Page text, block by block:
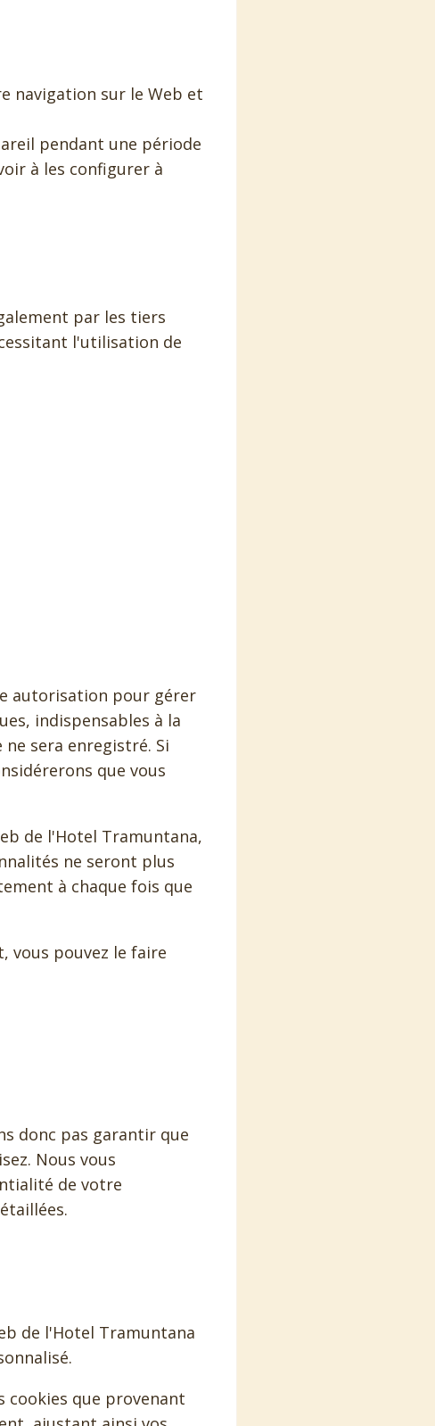
navigation sur le Web et
pendant une période
à les configurer à
par les tiers
l'utilisation de
autorisation pour gérer
indispensables à la
sera enregistré. Si
que vous
de l'Hotel Tramuntana,
ne seront plus
à chaque fois que
vous pouvez le faire
donc pas garantir que
Nous vous
de votre
de l'Hotel Tramuntana
cookies que provenant